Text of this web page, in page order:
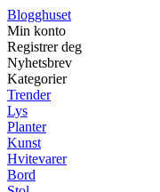
Blogghuset
Min konto
Registrer deg
Nyhetsbrev
Kategorier
Trender
Lys
Planter
Kunst
Hvitevarer
Bord